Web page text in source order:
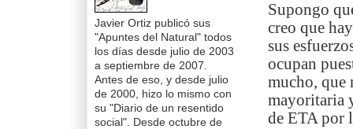
Supongo
creo que
sus
ocupan
mucho, que
mayoritaria
de ETA por
Javier Ortiz publicó sus
"Apuntes del Natural" todos
los días desde julio de 2003
a septiembre de 2007.
Antes de eso, y desde julio
de 2000, hizo lo mismo con
su "Diario de un resentido
social". Desde octubre de